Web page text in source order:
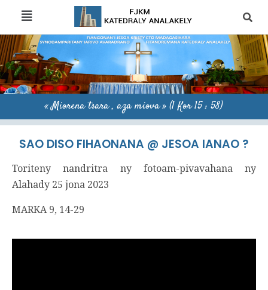
« Miorena tsara , aza miova » (1 Kor 15 : 58)
SAO DISO FIHAONANA @ JESOA IANAO ?
Toriteny nandritra ny fotoam-pivavahana ny
Alahady 25 jona 2023
MARKA 9, 14-29